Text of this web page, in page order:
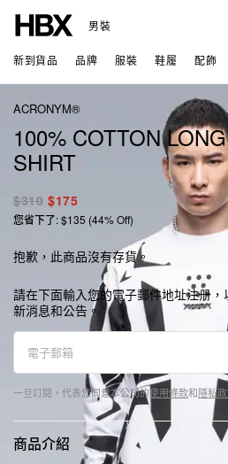
男裝
新到貨品 品牌 服裝 鞋履 配飾
ACRONYM®
100% COTTON
SHIRT
$310 $175
您省下了: $135 (44% Off)
抱歉，此商品沒有存貨。
請在下面輸入您的電子郵件地址注册
新消息和公告。
一旦訂閱，代表您同意本公司的使用條款和隱私
商品介紹